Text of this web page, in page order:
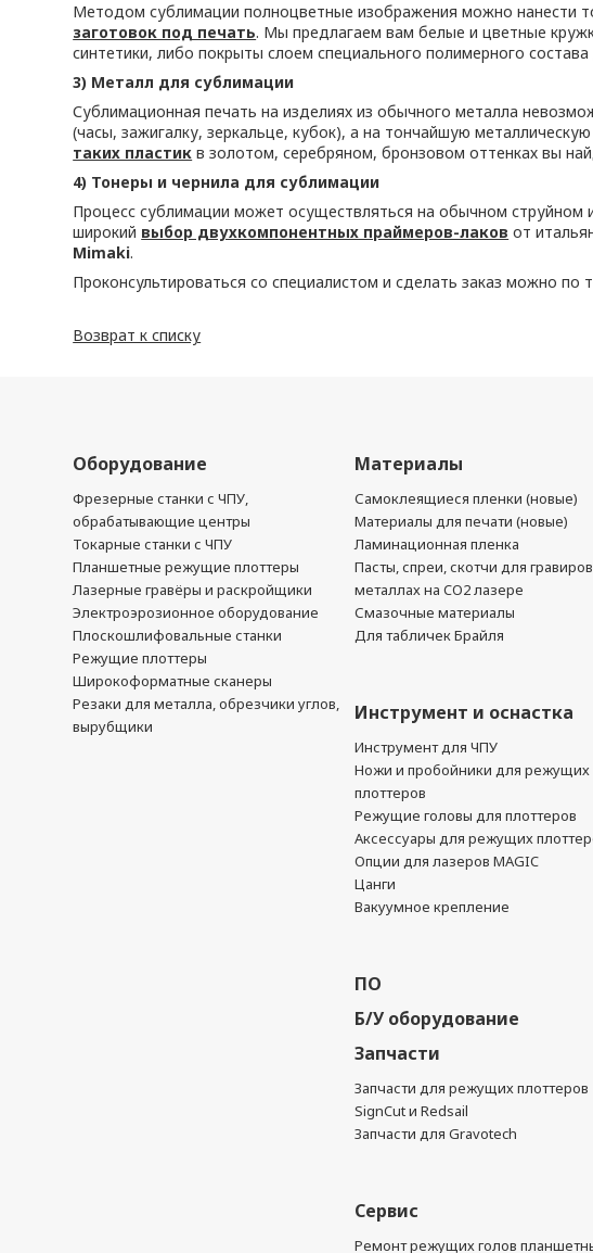
Методом сублимации полноцветные изображения можно нанести
заготовок под печать. Мы предлагаем вам белые и цветные
синтетики, либо покрыты слоем специального полимерного
3) Металл для сублимации
Сублимационная печать на изделиях из обычного металла
(часы, зажигалку, зеркальце, кубок), а на тончайшую
таких пластик в золотом, серебряном, бронзовом оттенках вы
4) Тонеры и чернила для сублимации
Процесс сублимации может осуществляться на обычном струйном
широкий выбор двухкомпонентных праймеров-лаков от
Mimaki.
Проконсультироваться со специалистом и сделать заказ можно по
Возврат к списку
Оборудование
Фрезерные станки с ЧПУ,
обрабатывающие центры
Токарные станки с ЧПУ
Планшетные режущие плоттеры
Лазерные гравёры и раскройщики
Электроэрозионное оборудование
Плоскошлифовальные станки
Режущие плоттеры
Широкоформатные сканеры
Резаки для металла, обрезчики углов,
вырубщики
Материалы
Самоклеящиеся пленки (новые)
Материалы для печати (новые)
Ламинационная пленка
Пасты, спреи, скотчи для
металлах на CO2 лазере
Смазочные материалы
Для табличек Брайля
Инструмент и оснастка
Инструмент для ЧПУ
Ножи и пробойники для режущих
плоттеров
Режущие головы для плоттеров
Аксессуары для режущих
Опции для лазеров MAGIC
Цанги
Вакуумное крепление
ПО
Б/У оборудование
Запчасти
Запчасти для режущих плоттеров
SignCut и Redsail
Запчасти для Gravotech
Сервис
Ремонт режущих голов